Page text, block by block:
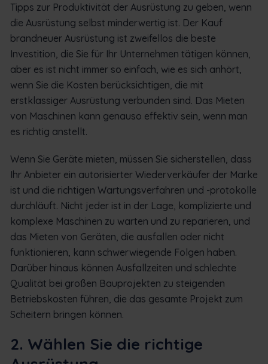
Tipps zur Produktivität der Ausrüstung zu geben, wenn
die Ausrüstung selbst minderwertig ist. Der Kauf
brandneuer Ausrüstung ist zweifellos die beste
Investition, die Sie für Ihr Unternehmen tätigen können,
aber es ist nicht immer so einfach, wie es sich anhört,
wenn Sie die Kosten berücksichtigen, die mit
erstklassiger Ausrüstung verbunden sind. Das Mieten
von Maschinen kann genauso effektiv sein, wenn man
es richtig anstellt.
Wenn Sie Geräte mieten, müssen Sie sicherstellen, dass
Ihr Anbieter ein autorisierter Wiederverkäufer der Marke
ist und die richtigen Wartungsverfahren und -protokolle
durchläuft. Nicht jeder ist in der Lage, komplizierte und
komplexe Maschinen zu warten und zu reparieren, und
das Mieten von Geräten, die ausfallen oder nicht
funktionieren, kann schwerwiegende Folgen haben.
Darüber hinaus können Ausfallzeiten und schlechte
Qualität bei großen Bauprojekten zu steigenden
Betriebskosten führen, die das gesamte Projekt zum
Scheitern bringen können.
2. Wählen Sie die richtige